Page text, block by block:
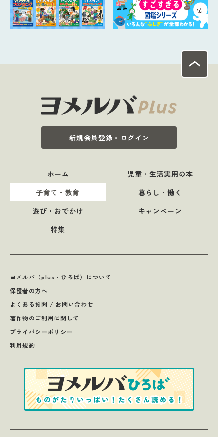
新規会員登録・ログイン
ホーム
児童・生活実用の本
子育て・教育
暮らし・働く
遊び・おでかけ
キャンペーン
特集
ヨメルバ（plus・ひろば）について
保護者の方へ
よくある質問 / お問い合わせ
著作物のご利用に関して
プライバシーポリシー
利用規約